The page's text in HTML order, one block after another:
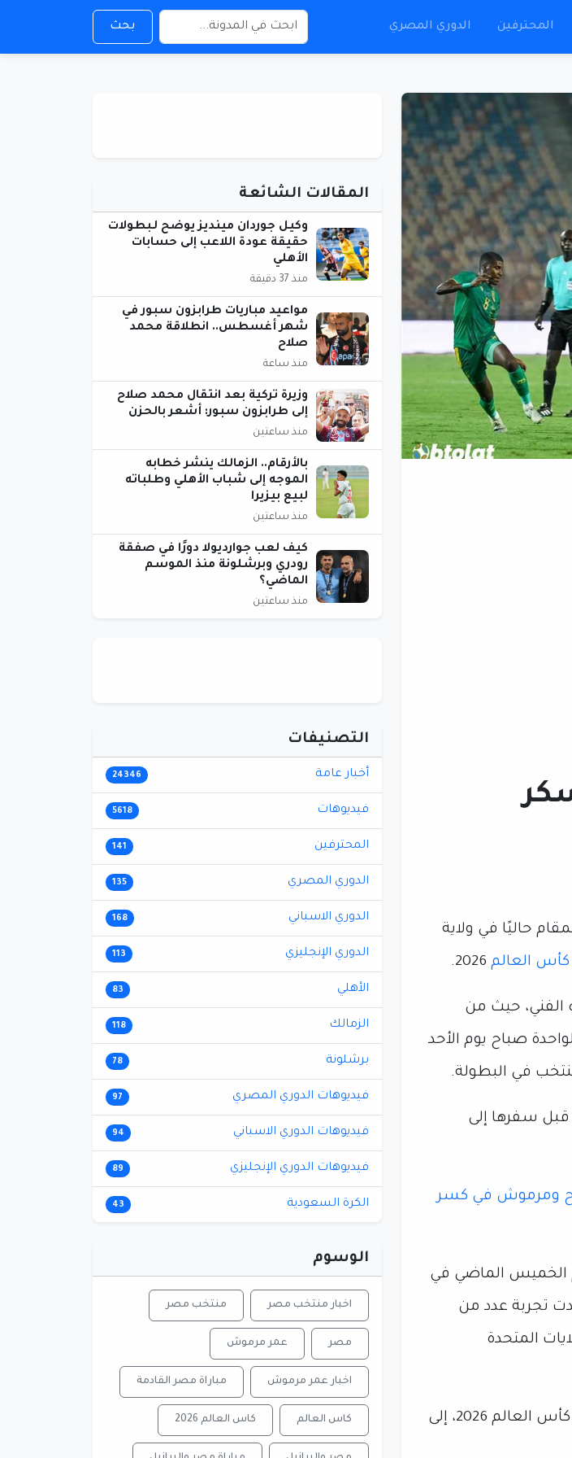
المحترفين الدوري المصري بحث
حاليًا في ولاية
كأس العالم
الفني، حيث من
صباح يوم الأحد
سفرها إلى
2026.. هل ينجح صلاح ومرموش في كسر
الخميس الماضي في
تجربة عدد من
المتحدة
ويتواجد منتخب مصر ضمن المجموعة السابعة في منافسات كأس العالم 2026، إلى
المقالات الشائعة
وكيل جوردان مينديز يوضح لـبطولات
حقيقة عودة اللاعب إلى حسابات
الأهلي
منذ 37 دقيقة
مواعيد مباريات طرابزون سبور في
شهر أغسطس.. انطلاقة محمد
صلاح
منذ ساعة
وزيرة تركية بعد انتقال محمد صلاح
إلى طرابزون سبور: أشعر بالحزن
منذ ساعتين
بالأرقام.. الزمالك ينشر خطابه
الموجه إلى شباب الأهلي وطلباته
لبيع بيزيرا
منذ ساعتين
كيف لعب جوارديولا دورًا في صفقة
رودري وبرشلونة منذ الموسم
الماضي؟
منذ ساعتين
التصنيفات
أخبار عامة 24346
فيديوهات 5618
المحترفين 141
الدوري المصري 135
الدوري الاسباني 168
الدوري الإنجليزي 113
الأهلي 83
الزمالك 118
برشلونة 78
فيديوهات الدوري المصري 97
فيديوهات الدوري الاسباني 94
فيديوهات الدوري الإنجليزي 89
الكرة السعودية 43
الوسوم
اخبار منتخب مصر منتخب مصر
مصر عمر مرموش
اخبار عمر مرموش مباراة مصر القادمة
كاس العالم كاس العالم 2026